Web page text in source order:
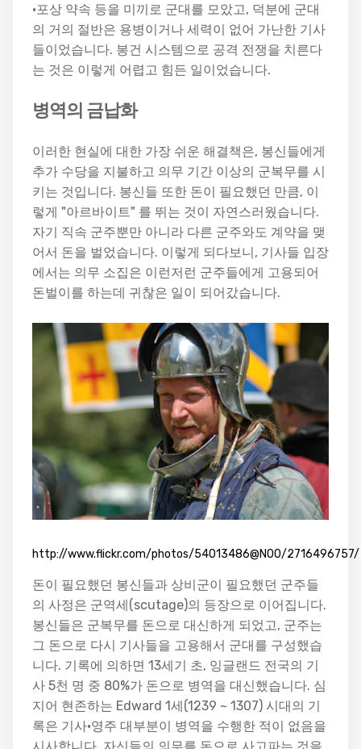
·포상 약속 등을 미끼로 군대를 모았고, 덕분에 군대
의 거의 절반은 용병이거나 세력이 없어 가난한 기사
들이었습니다. 봉건 시스템으로 공격 전쟁을 치른다
는 것은 이렇게 어렵고 힘든 일이었습니다.
병역의 금납화
이러한 현실에 대한 가장 쉬운 해결책은, 봉신들에게
추가 수당을 지불하고 의무 기간 이상의 군복무를 시
키는 것입니다. 봉신들 또한 돈이 필요했던 만큼, 이
렇게 "아르바이트" 를 뛰는 것이 자연스러웠습니다.
자기 직속 군주뿐만 아니라 다른 군주와도 계약을 맺
어서 돈을 벌었습니다. 이렇게 되다보니, 기사들 입장
에서는 의무 소집은 이런저런 군주들에게 고용되어
돈벌이를 하는데 귀찮은 일이 되어갔습니다.
http://www.flickr.com/photos/54013486@N00/2716496757/
돈이 필요했던 봉신들과 상비군이 필요했던 군주들
의 사정은 군역세(scutage)의 등장으로 이어집니다.
봉신들은 군복무를 돈으로 대신하게 되었고, 군주는
그 돈으로 다시 기사들을 고용해서 군대를 구성했습
니다. 기록에 의하면 13세기 초, 잉글랜드 전국의 기
사 5천 명 중 80%가 돈으로 병역을 대신했습니다. 심
지어 현존하는 Edward 1세(1239 ~ 1307) 시대의 기
록은 기사·영주 대부분이 병역을 수행한 적이 없음을